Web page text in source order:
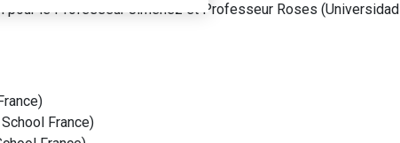
pour le Professeur Jimenez et Professeur Roses (Universidad
)
France)